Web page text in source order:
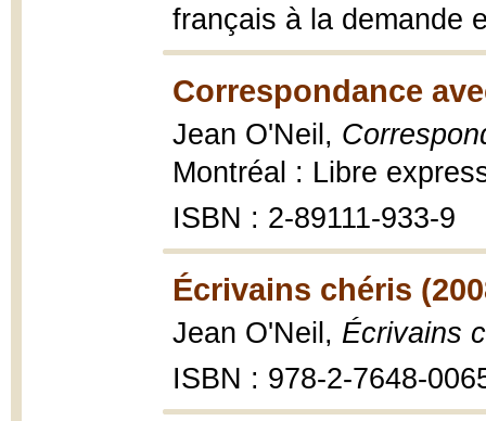
français à la demande
Correspondance
Jean O'Neil,
Montréal : Libre
ISBN : 2-89111-933-9
Écrivains chéris
Jean O'Neil, Écrivains
ISBN : 978-2-7648-